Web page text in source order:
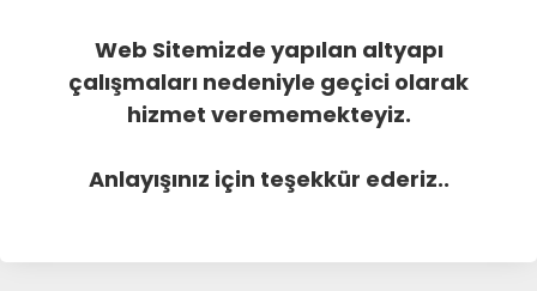
Web Sitemizde yapılan altyapı
çalışmaları nedeniyle geçici olarak
hizmet verememekteyiz.
Anlayışınız için teşekkür ederiz..